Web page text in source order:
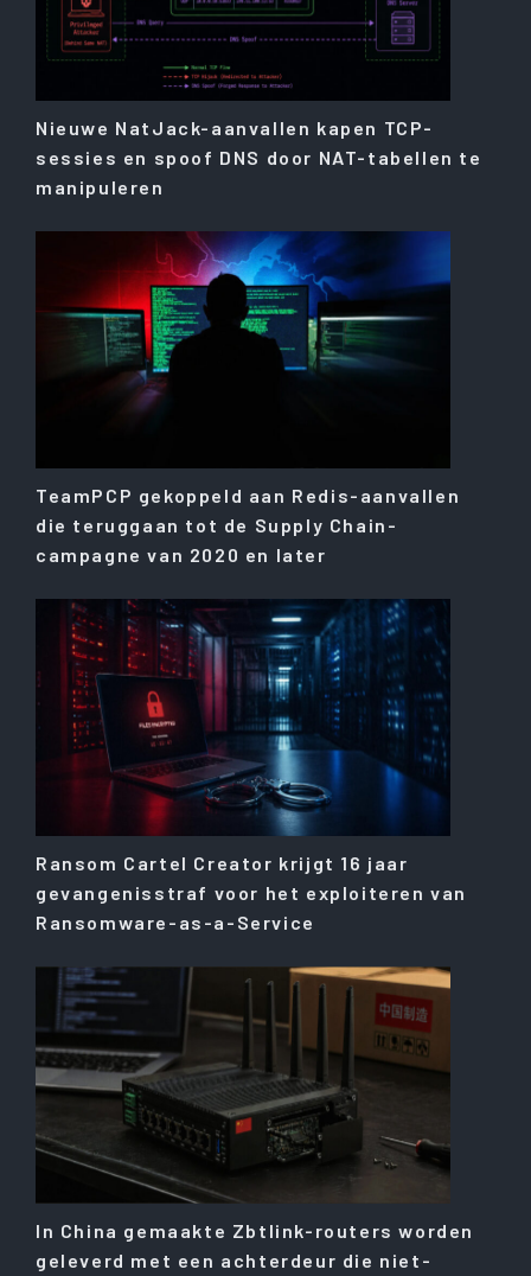
Nieuwe NatJack-aanvallen kapen TCP-
sessies en spoof DNS door NAT-tabellen te
manipuleren
TeamPCP gekoppeld aan Redis-aanvallen
die teruggaan tot de Supply Chain-
campagne van 2020 en later
Ransom Cartel Creator krijgt 16 jaar
gevangenisstraf voor het exploiteren van
Ransomware-as-a-Service
In China gemaakte Zbtlink-routers worden
geleverd met een achterdeur die niet-